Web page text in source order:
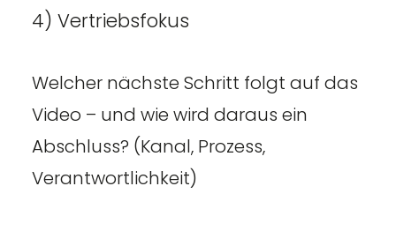
4) Vertriebsfokus
Welcher nächste Schritt folgt auf das
Video – und wie wird daraus ein
Abschluss? (Kanal, Prozess,
Verantwortlichkeit)